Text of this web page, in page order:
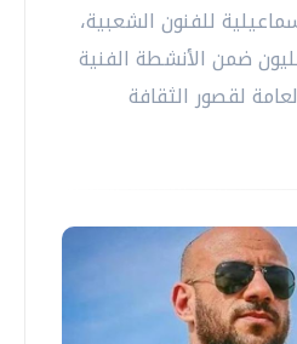
للفنون الشعبية،
ضمن الأنشطة الفنية
لقصور الثقافة